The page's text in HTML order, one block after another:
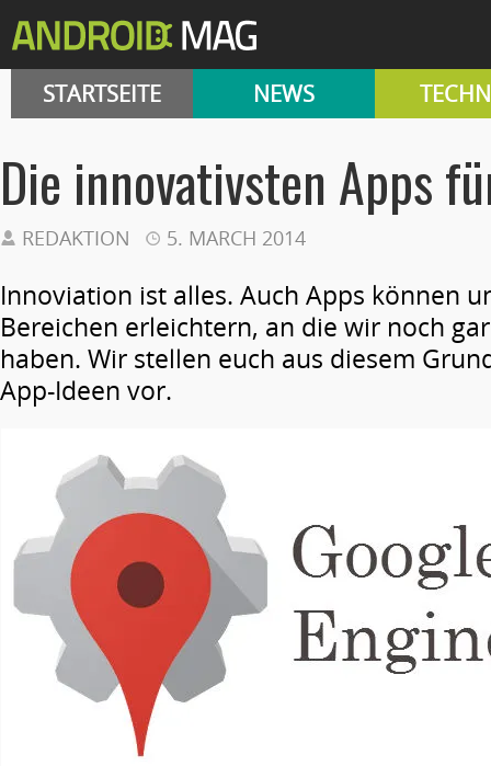
STARTSEITE NEWS
Die innovativsten Apps
REDAKTION 5. MARCH 2014
Innoviation ist alles. Auch Apps können
Bereichen erleichtern, an die wir noch
haben. Wir stellen euch aus diesem
App-Ideen vor.